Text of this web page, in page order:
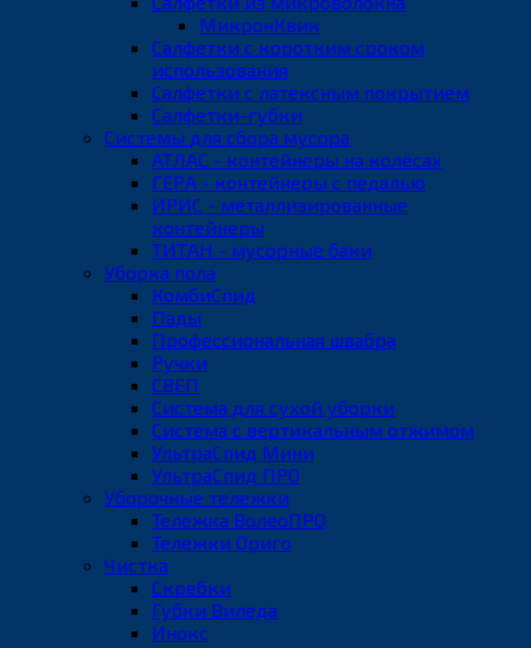
МикронКвик
Салфетки с коротким сроком
использования
Салфетки с латексным покрытием
Салфетки-губки
Системы для сбора мусора
АТЛАС - контейнеры на колёсах
ГЕРА - контейнеры с педалью
ИРИС - металлизированные
контейнеры
ТИТАН - мусорные баки
Уборка пола
КомбиСпид
Пады
Профессиональная швабра
Ручки
СВЕП
Система для сухой уборки
Система с вертикальным отжимом
УльтраСпид Мини
УльтраСпид ПРО
Уборочные тележки
Тележка ВолеоПРО
Тележки Ориго
Чистка
Скребки
Губки Виледа
Инокс